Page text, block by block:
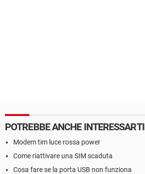
POTREBBE ANCHE INTERESSARTI
Modem tim luce rossa power
Come riattivare una SIM scaduta
Cosa fare se la porta USB non funziona